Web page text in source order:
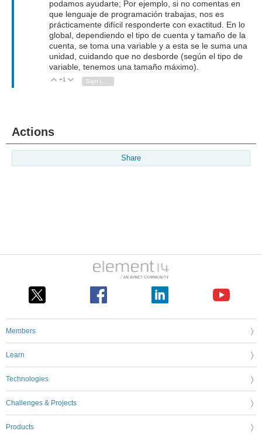
podamos ayudarte; Por ejemplo, si no comentas en
que lenguaje de programación trabajas, nos es
prácticamente difícil responderte con exactitud. En lo
global, dependiendo el tipo de cuenta y tamaño de la
cuenta, se toma una variable y a esta se le suma una
unidad, cuidando que no desborde (según el tipo de
variable, tenemos una tamaño máximo).
Vote Up
+1 Vote Down
Actions
Share
Members
Learn
Technologies
Challenges & Projects
Products